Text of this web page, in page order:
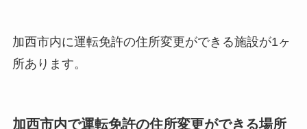
加西市内に運転免許の住所変更ができる施設が1ヶ
所あります。
加西市内で運転免許の住所変更ができる場所